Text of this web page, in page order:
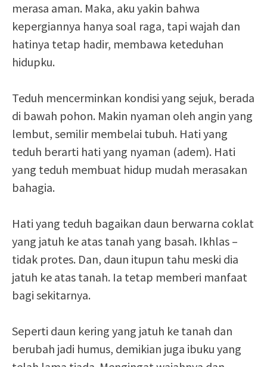
merasa aman. Maka, aku yakin bahwa
kepergiannya hanya soal raga, tapi wajah dan
hatinya tetap hadir, membawa keteduhan
hidupku.
Teduh mencerminkan kondisi yang sejuk, berada
di bawah pohon. Makin nyaman oleh angin yang
lembut, semilir membelai tubuh. Hati yang
teduh berarti hati yang nyaman (adem). Hati
yang teduh membuat hidup mudah merasakan
bahagia.
Hati yang teduh bagaikan daun berwarna coklat
yang jatuh ke atas tanah yang basah. Ikhlas –
tidak protes. Dan, daun itupun tahu meski dia
jatuh ke atas tanah. Ia tetap memberi manfaat
bagi sekitarnya.
Seperti daun kering yang jatuh ke tanah dan
berubah jadi humus, demikian juga ibuku yang